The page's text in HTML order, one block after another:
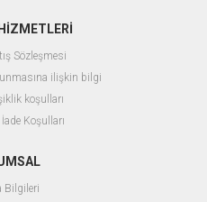
Sözleşmesi
ilişkin bilgi
koşulları
Koşulları
Bilgileri